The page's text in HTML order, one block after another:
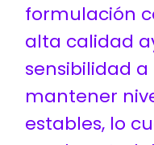
formulación
alta calidad
sensibilidad
mantener
estables, lo